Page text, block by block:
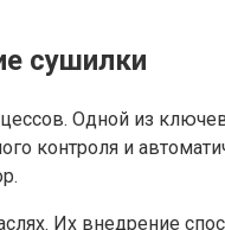
сушилки
Одной из
контроля и
Их внедрение